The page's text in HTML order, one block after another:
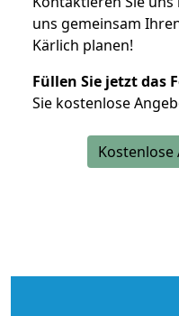
uns gemeinsam
Kärlich planen!
Füllen Sie jetzt das
Sie kostenlose